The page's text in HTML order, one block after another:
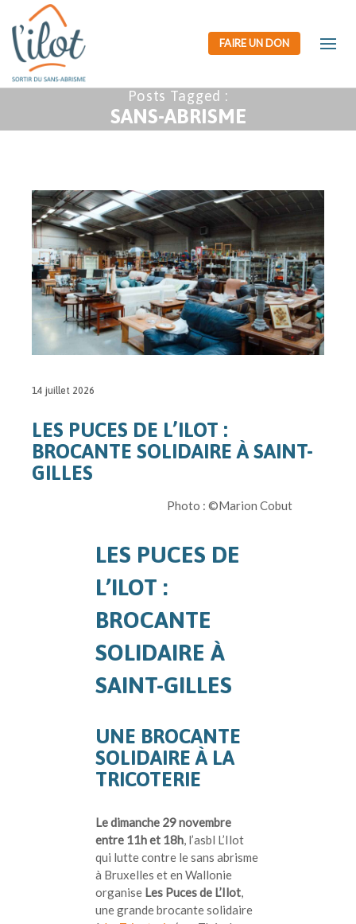
Posts Tagged :
SANS-ABRISME
14 juillet 2026
LES PUCES DE L’ILOT :
BROCANTE SOLIDAIRE À SAINT-
GILLES
Photo : ©Marion Cobut
LES PUCES DE
L’ILOT :
BROCANTE
SOLIDAIRE À
SAINT-GILLES
UNE BROCANTE
SOLIDAIRE À LA
TRICOTERIE
Le dimanche 29 novembre
entre 11h et 18h, l’asbl L’Ilot
qui lutte contre le sans abrisme
à Bruxelles et en Wallonie
organise Les Puces de L’Ilot,
une grande brocante solidaire
FAIRE UN DON